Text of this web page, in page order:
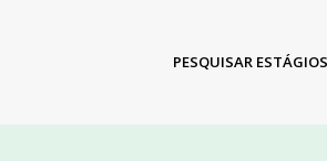
PESQUISAR ESTÁGIOS